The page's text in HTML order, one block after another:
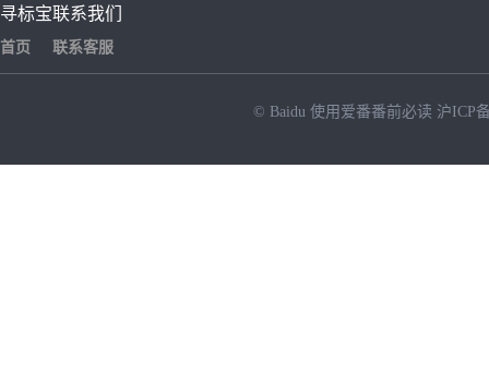
寻标宝
首页
联系我们
联系客服
© Baidu 使用爱番番前必读 沪ICP